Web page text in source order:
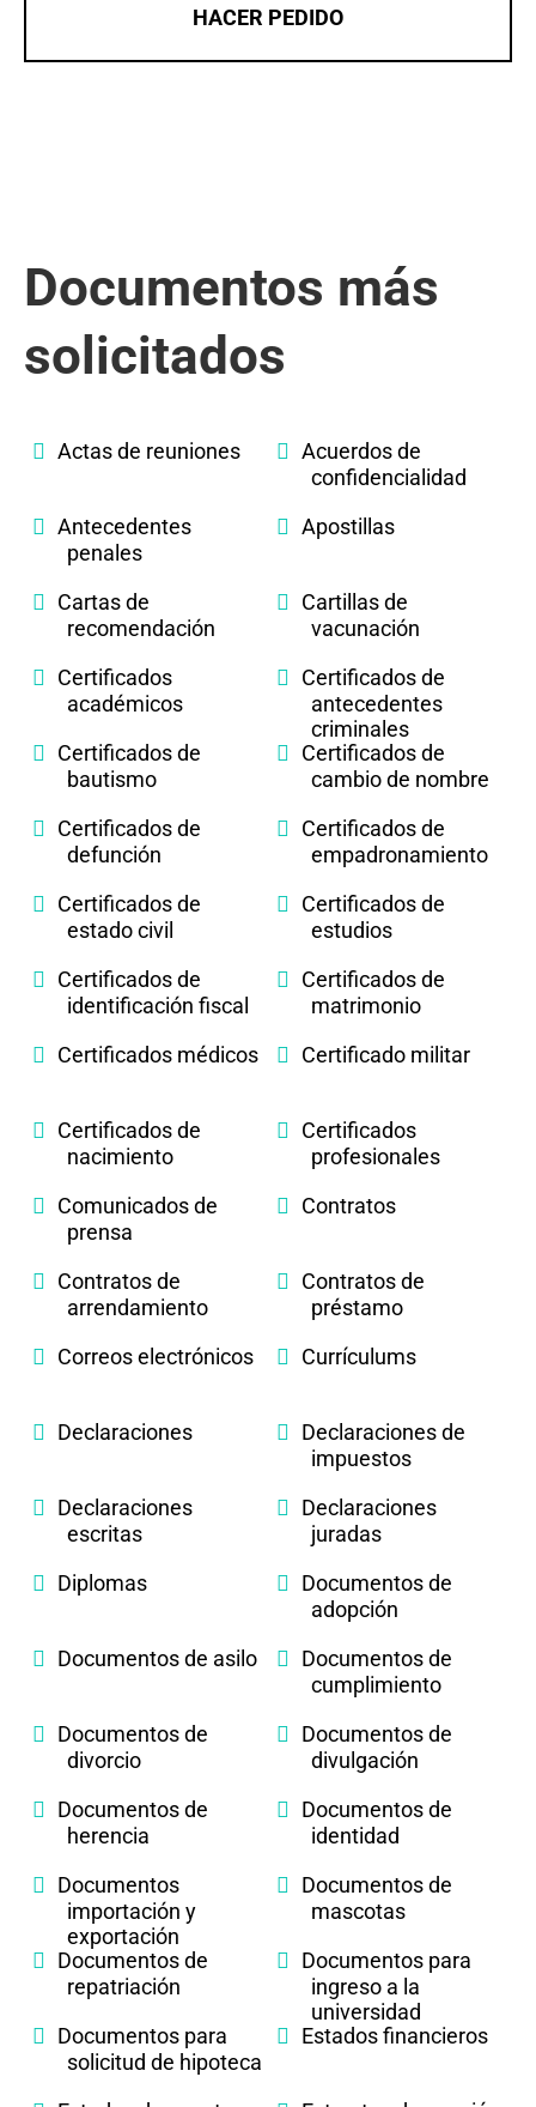
HACER PEDIDO
Documentos más
solicitados
Actas de reuniones
Acuerdos de
confidencialidad
Antecedentes
penales
Apostillas
Cartas de
recomendación
Cartillas de
vacunación
Certificados
académicos
Certificados de
antecedentes
criminales
Certificados de
bautismo
Certificados de
cambio de nombre
Certificados de
defunción
Certificados de
empadronamiento
Certificados de
estado civil
Certificados de
estudios
Certificados de
identificación fiscal
Certificados de
matrimonio
Certificados médicos
Certificado militar
Certificados de
nacimiento
Certificados
profesionales
Comunicados de
prensa
Contratos
Contratos de
arrendamiento
Contratos de
préstamo
Correos electrónicos
Currículums
Declaraciones
Declaraciones de
impuestos
Declaraciones
escritas
Declaraciones
juradas
Diplomas
Documentos de
adopción
Documentos de asilo
Documentos de
cumplimiento
Documentos de
divorcio
Documentos de
divulgación
Documentos de
herencia
Documentos de
identidad
Documentos
importación y
exportación
Documentos de
mascotas
Documentos de
repatriación
Documentos para
ingreso a la
universidad
Documentos para
solicitud de hipoteca
Estados financieros